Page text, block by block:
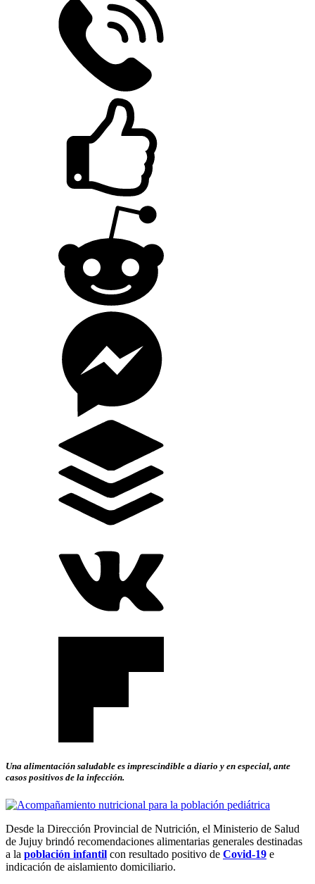
Una alimentación saludable es imprescindible a diario y en especial, ante
casos positivos de la infección.
Desde la Dirección Provincial de Nutrición, el Ministerio de Salud
de Jujuy brindó recomendaciones alimentarias generales destinadas
a la población infantil con resultado positivo de Covid-19 e
indicación de aislamiento domiciliario.